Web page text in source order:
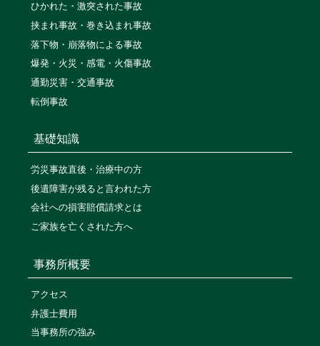
ひかれた・激突された事故
挟まれ事故・巻き込まれ事故
落下物・崩落物による事故
爆発・火災・感電・火傷事故
通勤災害・交通事故
転倒事故
基礎知識
労災事故直後・治療中の方
後遺障害が残ると言われた方
会社への損害賠償請求とは
ご家族を亡くされた方へ
事務所概要
アクセス
弁護士費用
当事務所の強み